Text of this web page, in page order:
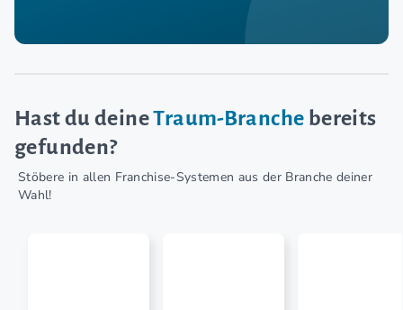
Hast du deineTraum-Branche bereits
gefunden?
Stöbere in allen Franchise-Systemen aus der Branche deiner
Wahl!